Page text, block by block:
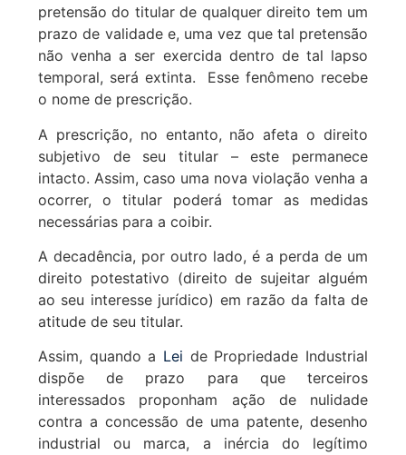
pretensão do titular de qualquer direito tem um
prazo de validade e, uma vez que tal pretensão
não venha a ser exercida dentro de tal lapso
temporal, será extinta. Esse fenômeno recebe
o nome de prescrição.
A prescrição, no entanto, não afeta o direito
subjetivo de seu titular – este permanece
intacto. Assim, caso uma nova violação venha a
ocorrer, o titular poderá tomar as medidas
necessárias para a coibir.
A decadência, por outro lado, é a perda de um
direito potestativo (direito de sujeitar alguém
ao seu interesse jurídico) em razão da falta de
atitude de seu titular.
Assim, quando a Lei de Propriedade Industrial
dispõe de prazo para que terceiros
interessados proponham ação de nulidade
contra a concessão de uma patente, desenho
industrial ou marca, a inércia do legítimo